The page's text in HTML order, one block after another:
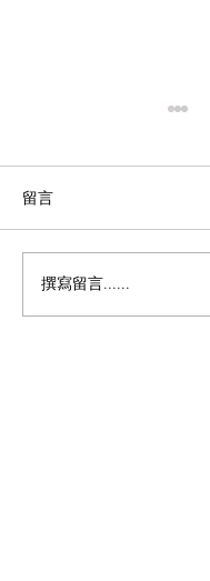
Matsuda【經典
完美交織】'M-
留言
撰寫留言......